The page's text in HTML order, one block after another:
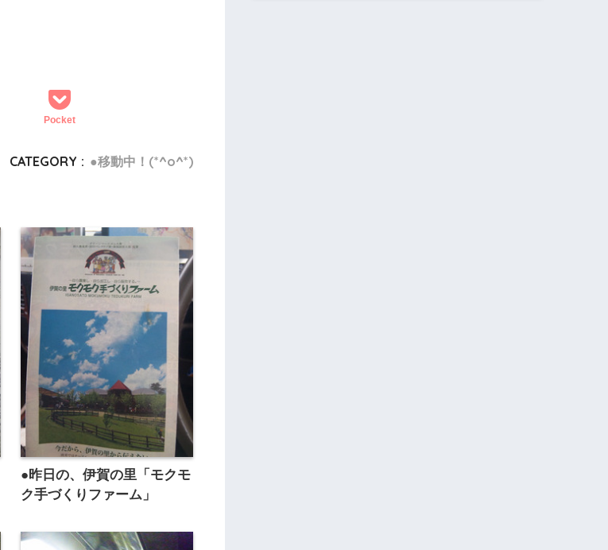
Pocket
CATEGORY : ●移動中！(*^o^*)
●昨日の、伊賀の里「モクモ
ク手づくりファーム」